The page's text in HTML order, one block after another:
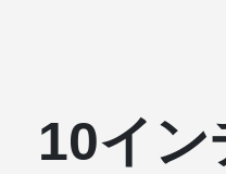
10イ